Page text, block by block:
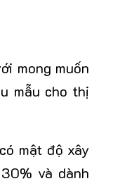
mong muốn
mẫu cho thị
mật độ xây
và dành